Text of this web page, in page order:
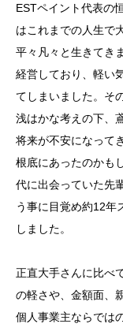
ESTペイント代表の
はこれまでの人生で
平々凡々と生きてき
経営しており、軽い
てしまいました。そ
浅はかな考えの下、
将来が不安になって
根底にあったのかも
代に出会っていた先
う事に目覚め約12年
しました。
正直大手さんに比べ
の軽さや、金額面、
個人事業主ならでは